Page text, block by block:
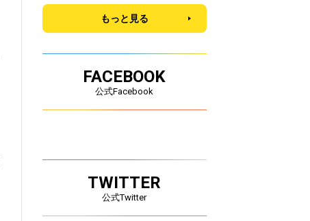
もっと見る
FACEBOOK
公式Facebook
TWITTER
公式Twitter